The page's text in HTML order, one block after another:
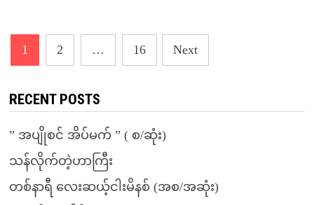
Posts
pagination
1 2 … 16 Next
RECENT POSTS
” အပျိုစင် အိပ်မက် ” ( စ/ဆုံး)
သန်လိုက်တဲ့ဟာကြီး
တစ်နာရီ လေးဆယ့်ငါးမိနစ် (အစ/အဆုံး)